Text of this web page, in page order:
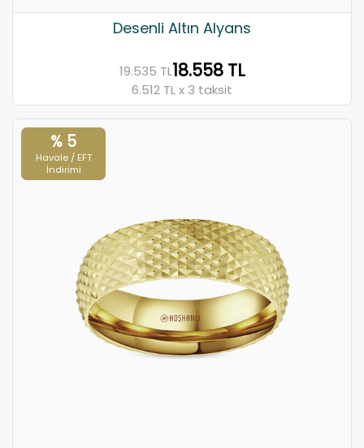
Desenli Altın Alyans
19.535 TL18.558 TL
6.512 TL x 3 taksit
% 5
Havale / EFT
İndirimi